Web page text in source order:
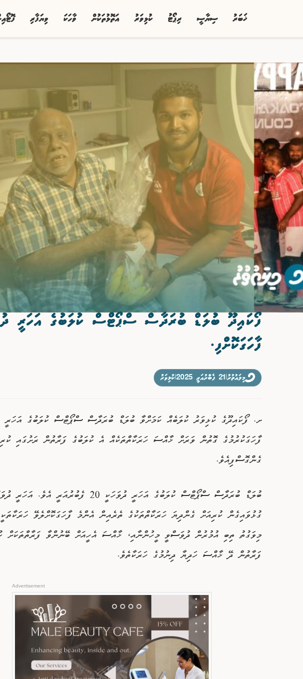
ޚަބަރު ސިޔާސީ ރިޕޯޓު ކުޅިވަރު އަތޮޅުތަކުން ވާހަކަ ވިޔަފާރި
ފޯކައިދޫ ބުލަޑް ބުރަދާސް ސްޕޯޓްސް ކުލަބުގެ އަހަރީ
ފާހަގަކޮށްފި.
މިލައުތުރު 21 ފެބްރުއަރީ 2025 ކުޅިވަރު
ށ. ފޯކައިދޫގެ ކުޅިވަރު ކުލަބެއް ކަމަށްވާ ބުލަޑް ބުރަދާސް ސްޕޯޓްސް ކުލަބުގެ
ފާހަގަކުރުމުގެ ގޮތުން ވަރަށް ޚާއްސަ ހަރަކާތްތަކެއް އެ ކުލަބުގެ ފަރާތުން ރަށުގައި
ގެންގޮސްފިއެވެ.
ބުލަޑް ބުރަދާސް ސްޕޯޓްސް ކުލަބުގެ އަހަރީ ދުވަހަކީ 20 ފެބުރުއަރީ އެވެ.
ގުޅުވައިގެން ކުރިއަށް ގެންދިޔަ ހަރަކާތްތަކުގެ ތެރެއިން އެންމެ ފާހަގަކޮށްލެވޭ
މިވަގުތު ތިބި އުމުރުން ދުވަސްވީ މީހުންނާއި، ޚާއްސަ އެހީއަށް ބޭނުންވާ ފަރާތްތަކަށް
ފަރާތުން ދޭ ޚާއްސަ ހަދިޔާ ދިނުމުގެ ހަރަކާތެވެ.
Advertisement